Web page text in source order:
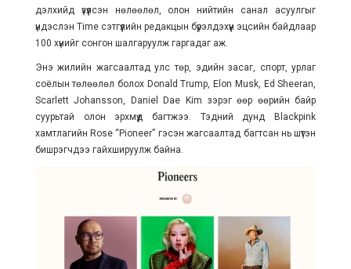
дэлхийд үзүүлсэн нөлөөлөл, олон нийтийн санал асуулгыг
үндэслэн Time сэтгүүлийн редакцын бүрэлдэхүүн эцсийн байдлаар
100 хүнийг сонгон шалгаруулж гаргадаг аж.
Энэ жилийн жагсаалтад улс төр, эдийн засаг, спорт, урлаг
соёлын төлөөлөл болох Donald Trump, Elon Musk, Ed Sheeran,
Scarlett Johansson, Daniel Dae Kim зэрэг өөр өөрийн байр
суурьтай олон эрхмүүд багтжээ. Тэдний дунд Blackpink
хамтлагийн Rose “Pioneer” гэсэн жагсаалтад багтсан нь шүтэн
бишрэгчдээ гайхшируулж байна.